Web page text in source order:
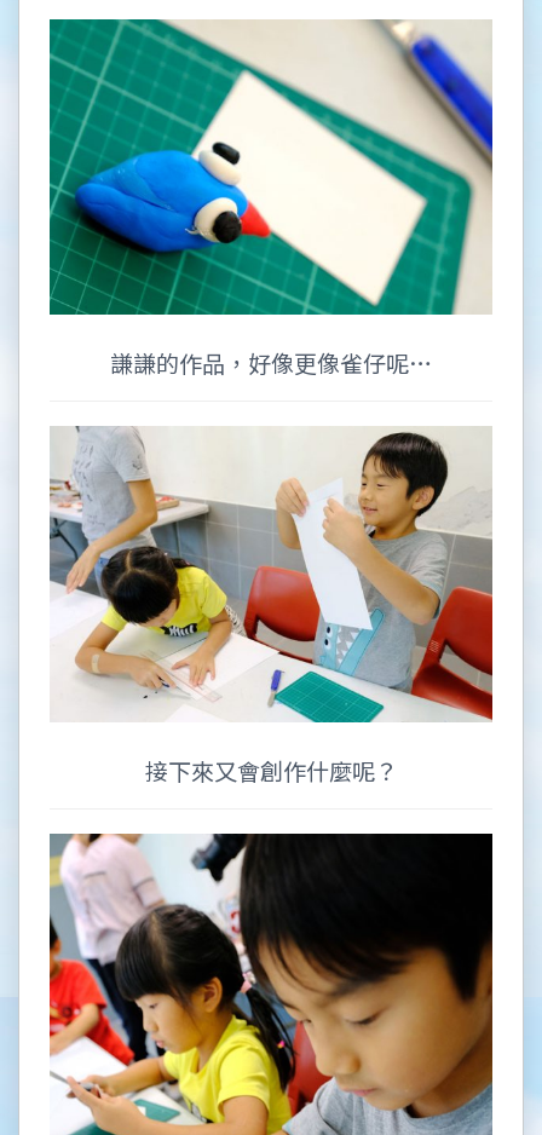
謙謙的作品，好像更像雀仔呢…
接下來又會創作什麼呢？